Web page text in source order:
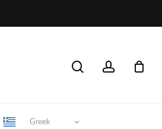
Greek
CLOSE